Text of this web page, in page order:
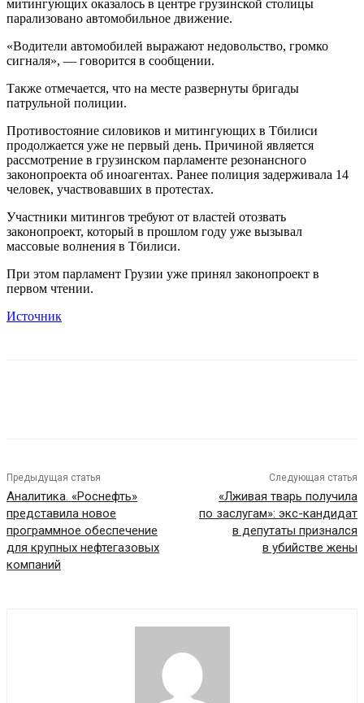
митингующих оказалось в центре грузинской столицы
парализовано автомобильное движение.
«Водители автомобилей выражают недовольство, громко
сигналя», — говорится в сообщении.
Также отмечается, что на месте развернуты бригады
патрульной полиции.
Противостояние силовиков и митингующих в Тбилиси
продолжается уже не первый день. Причиной является
рассмотрение в грузинском парламенте резонансного
законопроекта об иноагентах. Ранее полиция задерживала 14
человек, участвовавших в протестах.
Участники митингов требуют от властей отозвать
законопроект, который в прошлом году уже вызывал
массовые волнения в Тбилиси.
При этом парламент Грузии уже принял законопроект в
первом чтении.
Источник
Предыдущая статья
Аналитика. «Роснефть»
представила новое
программное обеспечение
для крупных нефтегазовых
компаний
Следующая статья
«Лживая тварь получила
по заслугам»: экс-кандидат
в депутаты признался
в убийстве жены